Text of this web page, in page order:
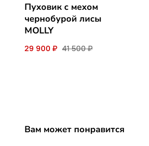
Пуховик c мехом
чернобурой лисы
MOLLY
29 900 ₽ 41 500 ₽
Вам может понравится